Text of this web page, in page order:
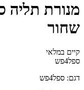
מנורת תליה
שחור
קיים במלאי‬
ספל4פש
דגם: ספל4פש